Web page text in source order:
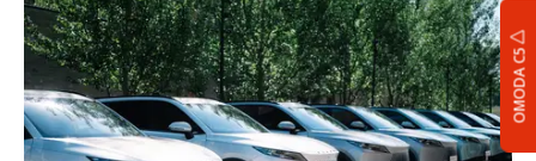
OMODA C5